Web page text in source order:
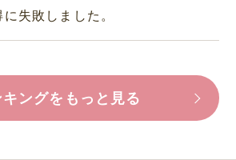
失敗しました。
ングをもっと見る